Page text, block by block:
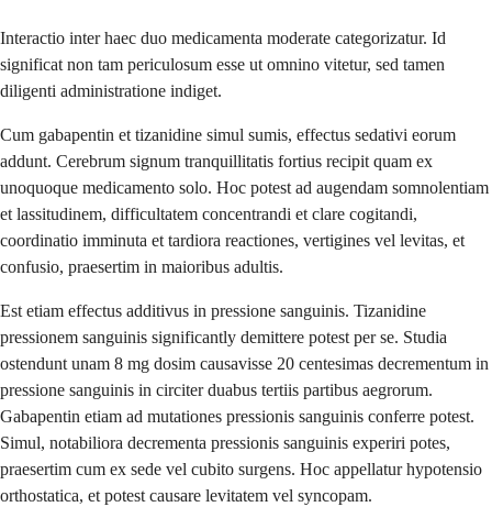
Interactio inter haec duo medicamenta moderate categorizatur. Id
significat non tam periculosum esse ut omnino vitetur, sed tamen
diligenti administratione indiget.
Cum gabapentin et tizanidine simul sumis, effectus sedativi eorum
addunt. Cerebrum signum tranquillitatis fortius recipit quam ex
unoquoque medicamento solo. Hoc potest ad augendam somnolentiam
et lassitudinem, difficultatem concentrandi et clare cogitandi,
coordinatio imminuta et tardiora reactiones, vertigines vel levitas, et
confusio, praesertim in maioribus adultis.
Est etiam effectus additivus in pressione sanguinis. Tizanidine
pressionem sanguinis significantly demittere potest per se. Studia
ostendunt unam 8 mg dosim causavisse 20 centesimas decrementum in
pressione sanguinis in circiter duabus tertiis partibus aegrorum.
Gabapentin etiam ad mutationes pressionis sanguinis conferre potest.
Simul, notabiliora decrementa pressionis sanguinis experiri potes,
praesertim cum ex sede vel cubito surgens. Hoc appellatur hypotensio
orthostatica, et potest causare levitatem vel syncopam.